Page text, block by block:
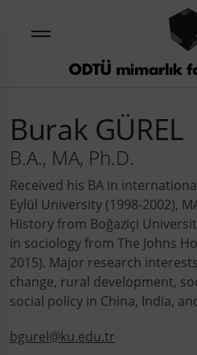
Burak GÜREL
B.A., MA, Ph.D.
Received his BA in
Eylül University (1998-2002),
History from Boğaziçi
in sociology from The Johns
2015). Major research
change, rural development,
social policy in China, India,
bgurel@ku.edu.tr